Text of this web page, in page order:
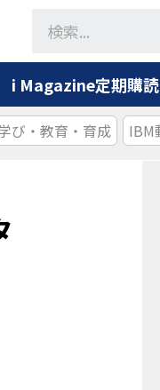
i Magazine定期購読
び・教育・育成 IBM